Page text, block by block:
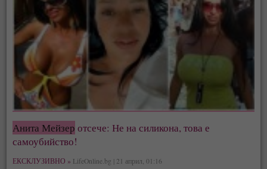
Анита Мейзер отсече: Не на силикона, това е
самоубийство!
ЕКСКЛУЗИВНО » LifeOnline.bg | 21 април, 01:16